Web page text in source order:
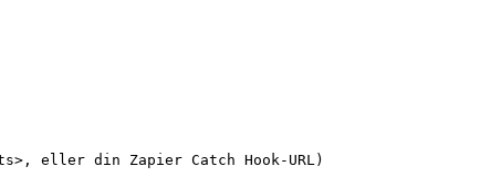
eller din Zapier Catch Hook-URL)